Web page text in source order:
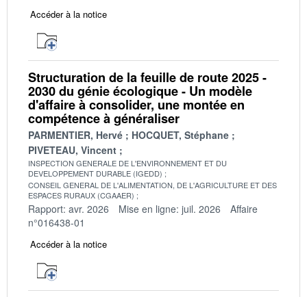
Accéder à la notice
Structuration de la feuille de route 2025 -
2030 du génie écologique - Un modèle
d'affaire à consolider, une montée en
compétence à généraliser
PARMENTIER, Hervé
HOCQUET, Stéphane
PIVETEAU, Vincent
INSPECTION GENERALE DE L'ENVIRONNEMENT ET DU
DEVELOPPEMENT DURABLE (IGEDD)
CONSEIL GENERAL DE L'ALIMENTATION, DE L'AGRICULTURE ET DES
ESPACES RURAUX (CGAAER)
Rapport: avr. 2026 Mise en ligne: juil. 2026
Affaire
n°016438-01
Accéder à la notice